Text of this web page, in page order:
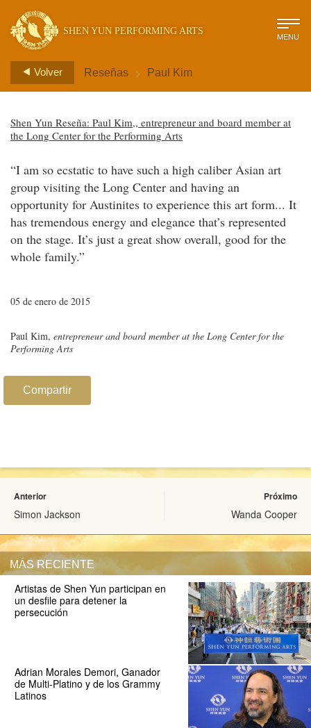
SHEN YUN PERFORMING ARTS MENU
Volver Reseñas > Paul Kim
Shen Yun Reseña: Paul Kim,, entrepreneur and board member at
the Long Center for the Performing Arts
“I am so ecstatic to have such a high caliber Asian art
group visiting the Long Center and having an
opportunity for Austinites to experience this art form... It
has tremendous energy and elegance that’s represented
on the stage. It’s just a great show overall, good for the
whole family.”
05 de enero de 2015
Paul Kim, entrepreneur and board member at the Long Center for the
Performing Arts
Compartir
Anterior
Simon Jackson
Próximo
Wanda Cooper
MÁS RECIENTE
Artistas de Shen Yun participan en
un desfile para detener la
persecución
Adrian Morales Demori, Ganador
de Multi-Platino y de los Grammy
Latinos